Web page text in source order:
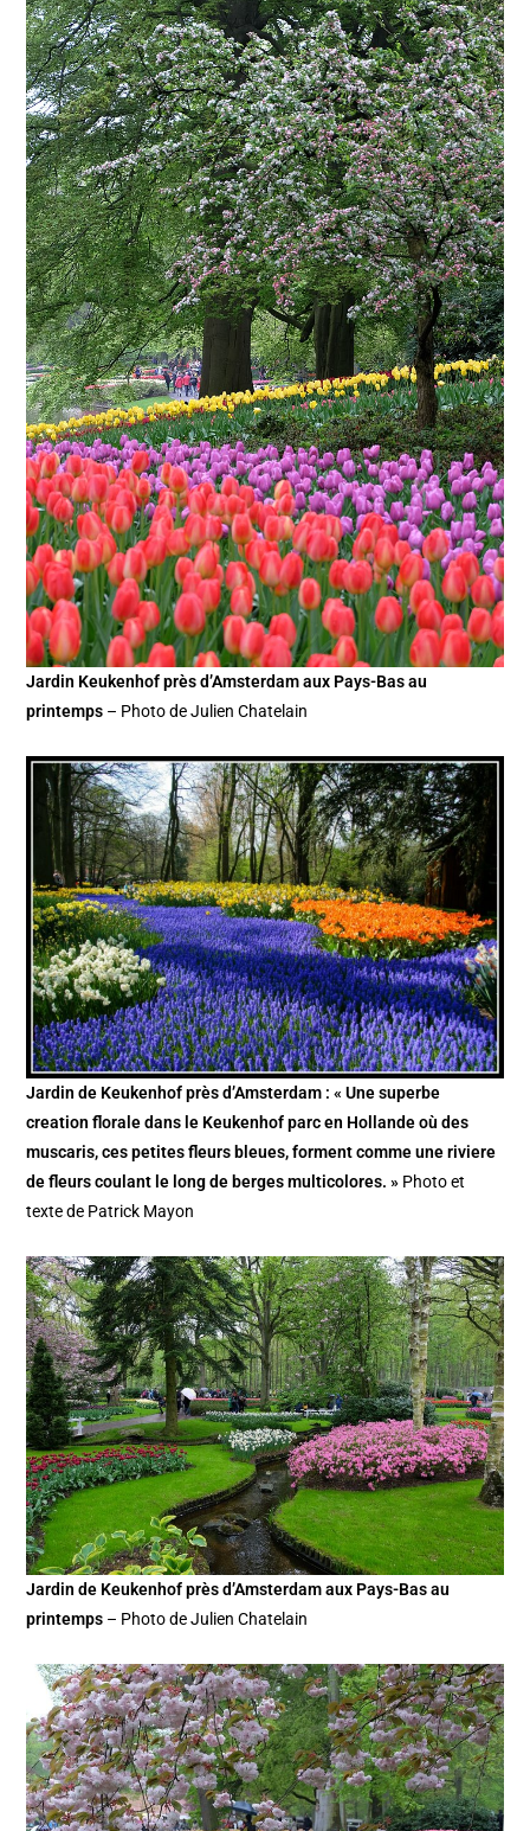
Jardin Keukenhof près d’Amsterdam aux Pays-Bas au
printemps – Photo de Julien Chatelain
Jardin de Keukenhof près d’Amsterdam : « Une superbe
creation florale dans le Keukenhof parc en Hollande où des
muscaris, ces petites fleurs bleues, forment comme une riviere
de fleurs coulant le long de berges multicolores. » Photo et
texte de Patrick Mayon
Jardin de Keukenhof près d’Amsterdam aux Pays-Bas au
printemps – Photo de Julien Chatelain